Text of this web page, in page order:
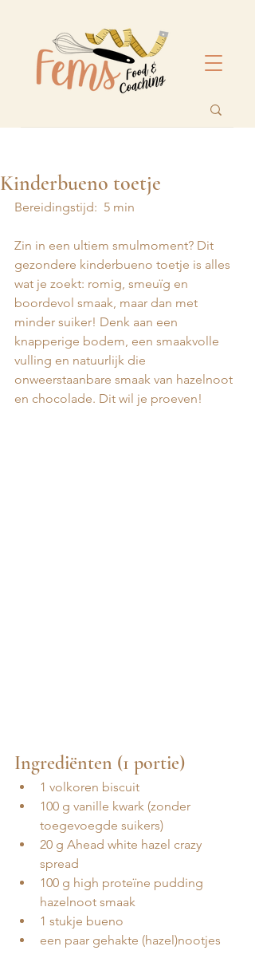
Kinderbueno toetje
Bereidingstijd:  5 min
Zin in een ultiem smulmoment? Dit
gezondere kinderbueno toetje is alles
wat je zoekt: romig, smeuïg en
boordevol smaak, maar dan met
minder suiker! Denk aan een
knapperige bodem, een smaakvolle
vulling en natuurlijk die
onweerstaanbare smaak van hazelnoot
en chocolade. Dit wil je proeven!
Ingrediënten (1 portie)
1 volkoren biscuit
100 g vanille kwark (zonder
toegevoegde suikers)
20 g Ahead white hazel crazy
spread
100 g high proteïne pudding
hazelnoot smaak
1 stukje bueno
een paar gehakte (hazel)nootjes